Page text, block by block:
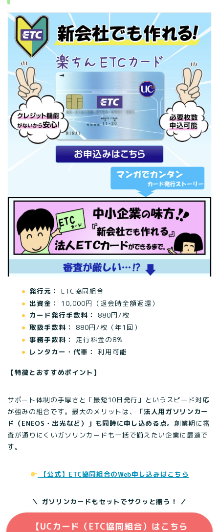
発行元：
ETC協同組合
出資金：
10,000円（退会時全額返還）
カード発行手数料：
880円/枚
取扱手数料：
880円/枚（年1回）
事務手数料：
走行料金の8%
レンタカー・代車：
利用可能
【特徴とおすすめポイント】
サポート体制の手厚さと「最短10日発行」というスピード対応
が強みの組合です。最大のメリットは、
「法人用ガソリンカー
ド（ENEOS・出光など）」も同時に申し込める点。創業期に審
査が通りにくいガソリンカードも一括で揃えたい企業に最適で
す。
【公式】ETC協同組合のWeb申し込みはこちら
＼ ガソリンカードもセットでサクッと揃う！ ／
【UCカード（ETC協同組合）はこちら